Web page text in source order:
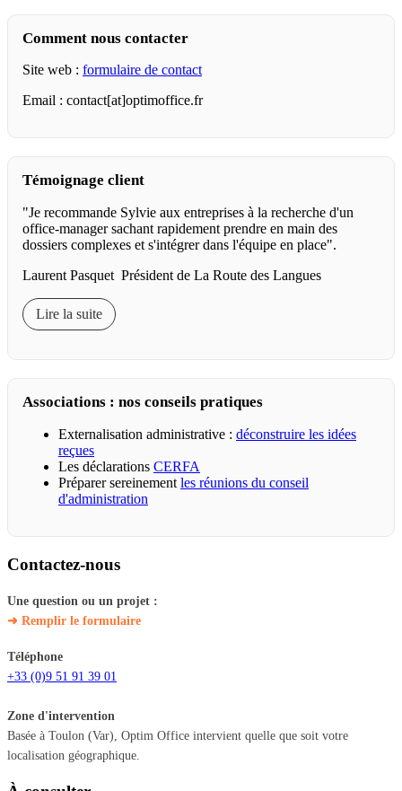
Comment nous contacter
Site web : formulaire de contact
Email : contact[at]optimoffice.fr
Témoignage client
"Je recommande Sylvie aux entreprises à la recherche d'un
office-manager sachant rapidement prendre en main des
dossiers complexes et s'intégrer dans l'équipe en place".
Laurent Pasquet Président de La Route des Langues
Lire la suite
Associations : nos conseils pratiques
Externalisation administrative : déconstruire les idées
reçues
Les déclarations CERFA
Préparer sereinement les réunions du conseil
d'administration
Contactez-nous
Une question ou un projet :
➜ Remplir le formulaire
Téléphone
+33 (0)9 51 91 39 01
Zone d'intervention
Basée à Toulon (Var), Optim Office intervient quelle que soit votre
localisation géographique.